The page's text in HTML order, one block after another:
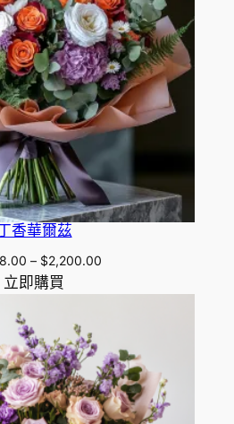
0
.
0
0
香華爾茲
– $2,200.00Price
$1,298.00
立即購買